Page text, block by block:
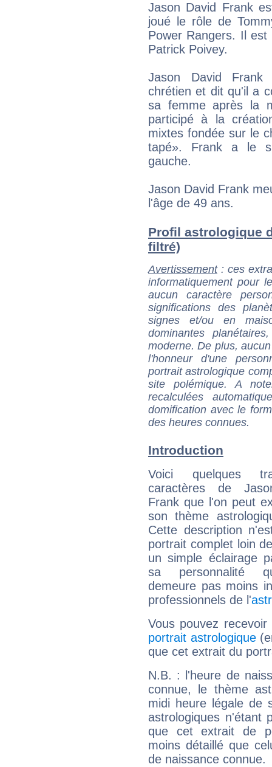
Jason David Frank
joué le rôle de
Power Rangers. Il
Patrick Poivey.
Jason David Frank
chrétien et dit qu'il a
sa femme après la
participé à la
mixtes fondée sur le
tapé». Frank a le
gauche.
Jason David Frank
l'âge de 49 ans.
Profil astrologique
filtré)
Avertissement: ces
informatiquement pour
aucun caractère
significations des
signes et/ou en
dominantes
moderne. De plus,
l'honneur d'une
portrait astrologique
site polémique. A
recalculées
domification avec le
des heures connues.
Introduction
Voici quelques
caractères de
Frank que l'on peut
son thème
Cette description
portrait complet loin
un simple éclairage
sa personnalité
demeure pas moins
professionnels de l'
Vous pouvez
portrait astrologique
que cet extrait du
N.B. : l'heure de
connue, le thème
midi heure légale de
astrologiques n'étant
que cet extrait de
moins détaillé que
de naissance connue.